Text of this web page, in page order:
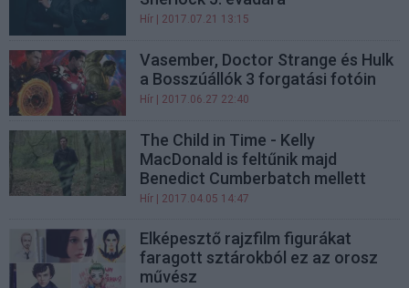
Hír | 2017.07.21 13:15
Vasember, Doctor Strange és Hulk
a Bosszúállók 3 forgatási fotóin
Hír | 2017.06.27 22:40
The Child in Time - Kelly
MacDonald is feltűnik majd
Benedict Cumberbatch mellett
Hír | 2017.04.05 14:47
Elképesztő rajzfilm figurákat
faragott sztárokból ez az orosz
művész